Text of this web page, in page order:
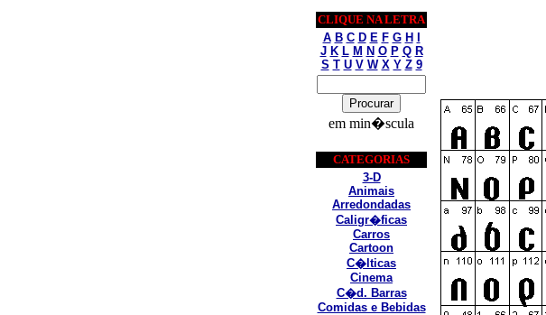
CLIQUE NA LETRA
A B C D E F G H
J K L M N O P Q R
S T U V W X Y Z 9
em min�scula
CATEGORIAS
3-D
Animais
Arredondadas
Caligr�ficas
Carros
Cartoon
C�lticas
Cinema
C�d. Barras
Comidas e Bebidas